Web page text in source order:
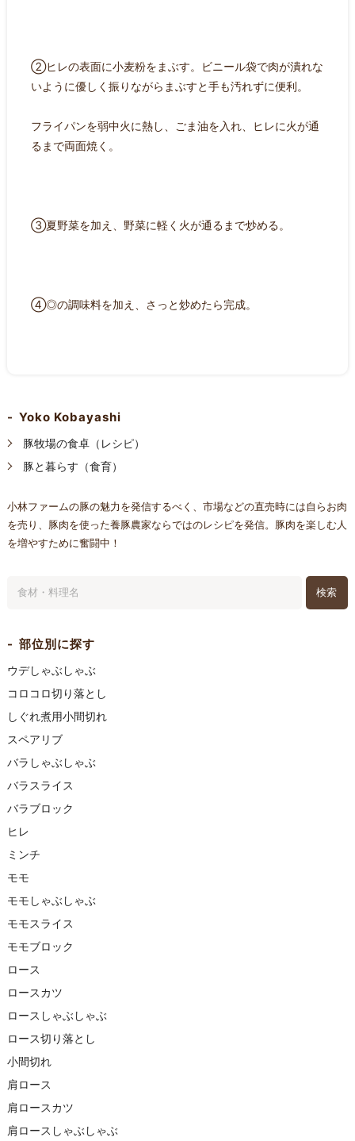
②ヒレの表面に小麦粉をまぶす。ビニール袋で肉が潰れな
いように優しく振りながらまぶすと手も汚れずに便利。
フライパンを弱中火に熱し、ごま油を入れ、ヒレに火が通
るまで両面焼く。
③夏野菜を加え、野菜に軽く火が通るまで炒める。
④◎の調味料を加え、さっと炒めたら完成。
Yoko Kobayashi
豚牧場の食卓（レシピ）
豚と暮らす（食育）
小林ファームの豚の魅力を発信するべく、市場などの直売時には自らお肉
を売り、豚肉を使った養豚農家ならではのレシピを発信。豚肉を楽しむ人
を増やすために奮闘中！
検索
部位別に探す
ウデしゃぶしゃぶ
コロコロ切り落とし
しぐれ煮用小間切れ
スペアリブ
バラしゃぶしゃぶ
バラスライス
バラブロック
ヒレ
ミンチ
モモ
モモしゃぶしゃぶ
モモスライス
モモブロック
ロース
ロースカツ
ロースしゃぶしゃぶ
ロース切り落とし
小間切れ
肩ロース
肩ロースカツ
肩ロースしゃぶしゃぶ